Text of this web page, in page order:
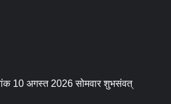
10 अगस्त 2026 सोमवार शुभसंवत्